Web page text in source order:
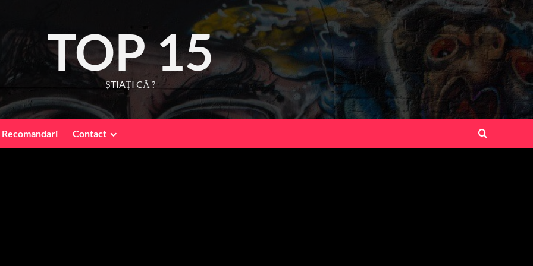
TOP 15
ȘTIAȚI CĂ ?
Recomandari Contact